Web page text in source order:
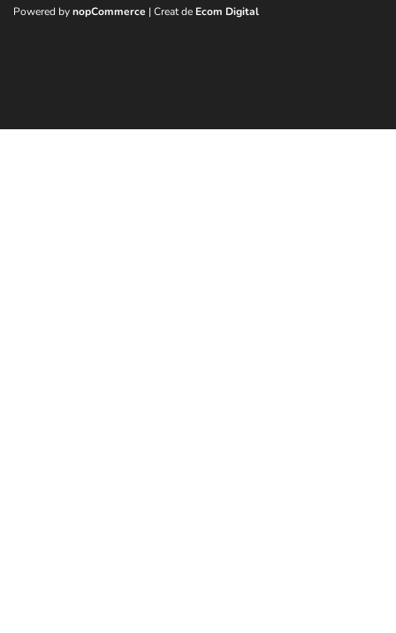
Powered bynopCommerce | Creat de Ecom Digital